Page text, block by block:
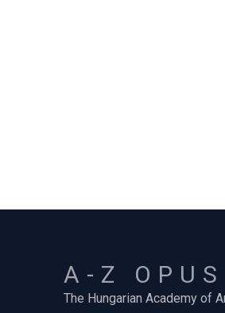
A-Z OPUS
The Hungarian Academy of